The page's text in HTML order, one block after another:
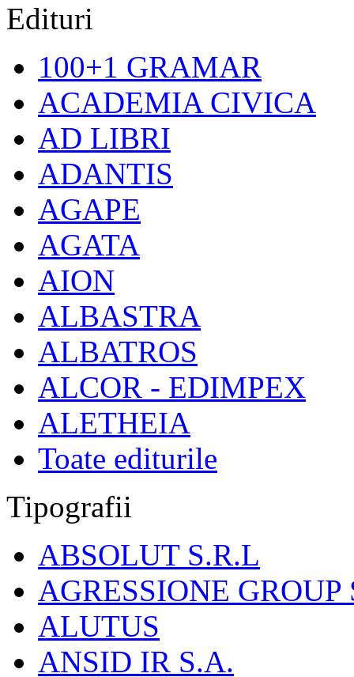
Edituri
100+1 GRAMAR
ACADEMIA CIVICA
AD LIBRI
ADANTIS
AGAPE
AGATA
AION
ALBASTRA
ALBATROS
ALCOR - EDIMPEX
ALETHEIA
Toate editurile
Tipografii
ABSOLUT S.R.L
AGRESSIONE GROUP
ALUTUS
ANSID IR S.A.